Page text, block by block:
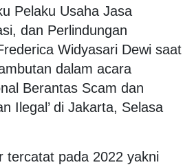
Pelaku Usaha Jasa
dan Perlindungan
Widyasari Dewi saat
dalam acara
Berantas Scam dan
Ilegal’ di Jakarta, Selasa
tercatat pada 2022 yakni